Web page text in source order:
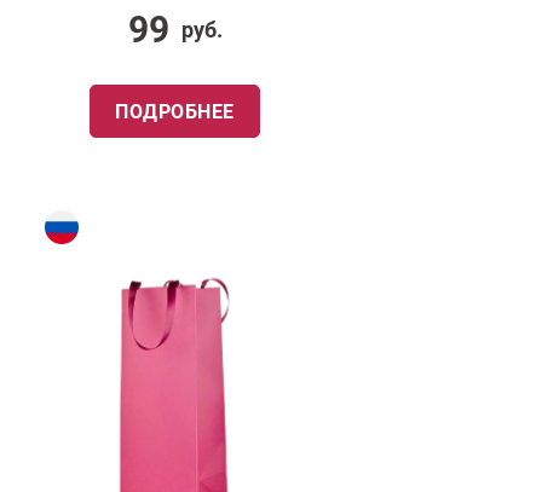
99 руб.
ПОДРОБНЕЕ